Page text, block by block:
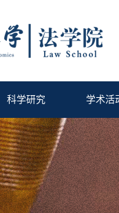
科学研究 学术活